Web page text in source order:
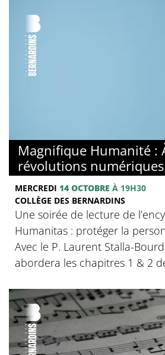
Magnifique Humanité :
révolutions numériques
MERCREDI 14 OCTOBRE À 19H30
COLLÈGE DES BERNARDINS
Une soirée de lecture de
Humanitas : protéger la
Avec le P. Laurent Stalla-
abordera les chapitres 1 & 2